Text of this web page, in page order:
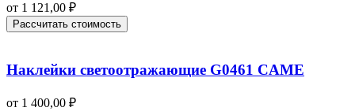
от 1 121,00 ₽
Рассчитать стоимость
Наклейки светоотражающие G0461 CAME
от 1 400,00 ₽